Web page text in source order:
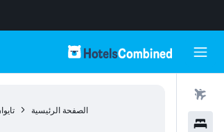
الصفحة الرئيسية